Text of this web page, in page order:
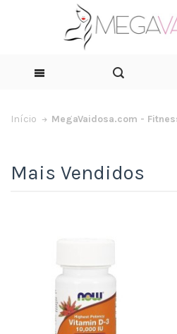
Início MegaVaidosa.com -
Mais Vendidos